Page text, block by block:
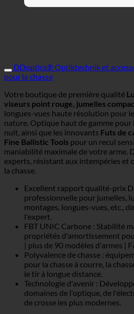
DDoptics® Optiktechnik et
pour la chasse
Votre boutique de première qualité
viseurs point rouge, jumelles
longues-vues haute résolution pour
nature. Optique haut de gamme pour
nuit, ainsi que les innovants Futs de
Fine Ballistic Tools pour un recul
maniabilité maximale de votre arme.
experts, résistant aux intempéries et
la chasse.
Excellent rapport qualité-prix
professionnelle pour jumelles,
montages, longues-vues, etc.,
l'expert.
FBT UNIC Carbone : Stabilité
propriétés d'amortissement
| plus de 90 modèles d'armes |
Polyvalence de chasse :
pour la chasse à courre, la
le tir à longue distance.
Technologie d'avenir :
domaines de l'optique, de
de crosse les plus modernes.